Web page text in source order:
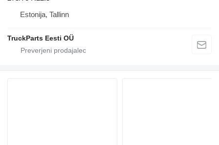
Estonija, Tallinn
TruckParts Eesti OÜ